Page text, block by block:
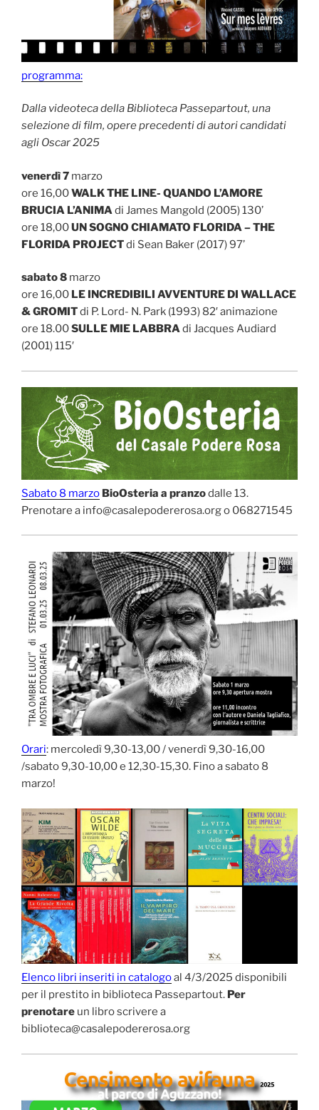
programma:
Dalla videoteca della Biblioteca Passepartout, una
selezione di film, opere precedenti di autori candidati
agli Oscar 2025
venerdì 7 marzo
ore 16,00WALK THE LINE- QUANDO L’AMORE
BRUCIA L’ANIMAdi James Mangold (2005) 130’
ore 18,00UN SOGNO CHIAMATO FLORIDA – THE
FLORIDA PROJECTdi Sean Baker (2017) 97’
sabato 8 marzo
ore 16,00 LE INCREDIBILI AVVENTURE DI WALLACE
& GROMITdi P. Lord- N. Park (1993) 82′ animazione
ore 18.00SULLE MIE LABBRAdi Jacques Audiard
(2001) 115′
Sabato 8 marzo BioOsteria a pranzodalle 13.
Prenotare a info@casalepodererosa.org o 068271545
Orari: mercoledì 9,30-13,00 / venerdì 9,30-16,00
/sabato 9,30-10,00 e 12,30-15,30. Fino a sabato 8
marzo!
Elenco libri inseriti in catalogoal 4/3/2025 disponibili
per il prestito in biblioteca Passepartout. Per
prenotare un libro scrivere a
biblioteca@casalepodererosa.org